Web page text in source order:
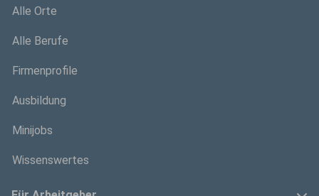
Alle Orte
Alle Berufe
Firmenprofile
Ausbildung
Minijobs
Wissenswertes